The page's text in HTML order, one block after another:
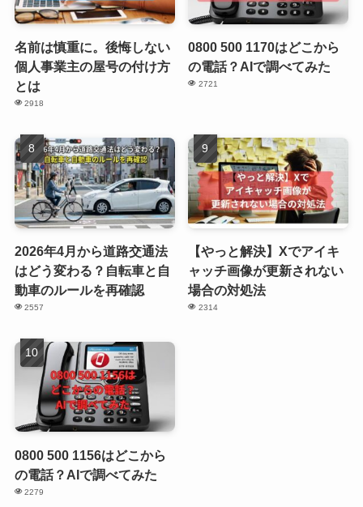
名前は慎重に。後悔しない
個人事業主の屋号の付け方
とは
2918
0800 500 1170はどこから
の電話？AIで調べてみた
2721
2026年4月から道路交通法
はどう変わる？自転車と自
動車のルールを再確認
2557
【やっと解決】Xでアイキ
ャッチ画像が更新されない
場合の対処法
2314
0800 500 1156はどこから
の電話？AIで調べてみた
2279